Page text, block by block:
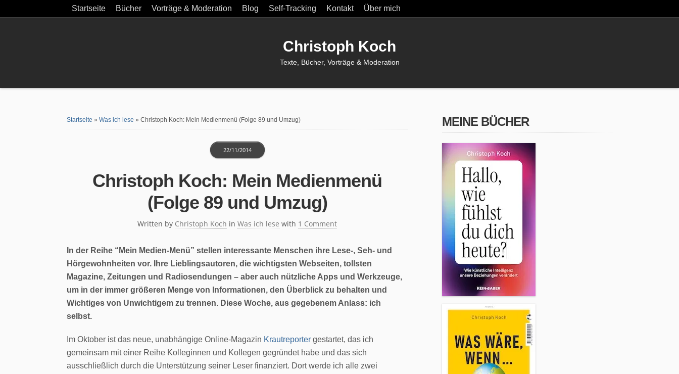
Startseite Bücher Vorträge & Moderation Blog Self-Tracking Kontakt Über mich
Christoph Koch
Texte, Bücher, Vorträge & Moderation
Startseite » Was ich lese » Christoph Koch: Mein Medienmenü (Folge 89 und Umzug)
Christoph Koch: Mein Medienmenü
(Folge 89 und Umzug)
Written by Christoph Koch
22/11/2014
in Was ich lese with 1 Comment
In der Reihe “Mein Medien-Menü” stellen interessante Menschen ihre Lese-, Seh- und
Hörgewohnheiten vor. Ihre Lieblingsautoren, die wichtigsten Webseiten, tollsten
Magazine, Zeitungen und Radiosendungen – aber auch nützliche Apps und Werkzeuge,
um in der immer größeren Menge von Informationen, den Überblick zu behalten und
Wichtiges von Unwichtigem zu trennen. Diese Woche, aus gegebenem Anlass: ich
selbst.
Im Oktober ist das neue, unabhängige Online-Magazin Krautreporter gestartet, das ich
gemeinsam mit einer Reihe Kolleginnen und Kollegen gegründet habe und das sich
ausschließlich durch die Unterstützung seiner Leser finanziert. Dort werde ich alle zwei
MEINE BÜCHER